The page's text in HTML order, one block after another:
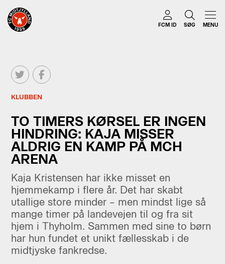
FCM ID SØG MENU
KLUBBEN
TO TIMERS KØRSEL ER INGEN
HINDRING: KAJA MISSER
ALDRIG EN KAMP PÅ MCH
ARENA
Kaja Kristensen har ikke misset en
hjemmekamp i flere år. Det har skabt
utallige store minder – men mindst lige så
mange timer på landevejen til og fra sit
hjem i Thyholm. Sammen med sine to børn
har hun fundet et unikt fællesskab i de
midtjyske fankredse.